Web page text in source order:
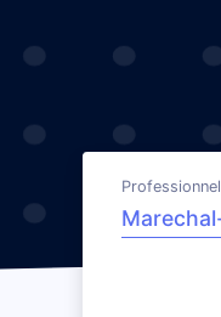
Professionnel